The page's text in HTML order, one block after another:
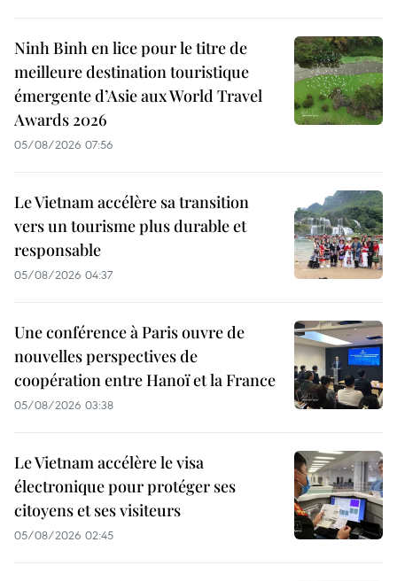
Ninh Binh en lice pour le titre de
meilleure destination touristique
émergente d’Asie aux World Travel
Awards 2026
05/08/2026 07:56
Le Vietnam accélère sa transition
vers un tourisme plus durable et
responsable
05/08/2026 04:37
Une conférence à Paris ouvre de
nouvelles perspectives de
coopération entre Hanoï et la France
05/08/2026 03:38
Le Vietnam accélère le visa
électronique pour protéger ses
citoyens et ses visiteurs
05/08/2026 02:45